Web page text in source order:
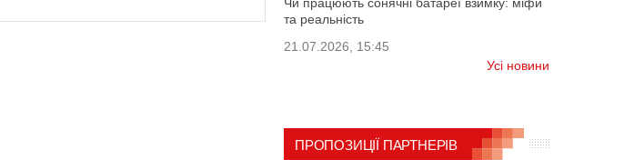
та реальність
21.07.2026, 15:45
Усі новини
ПРОПОЗИЦІЇ ПАРТНЕРІВ